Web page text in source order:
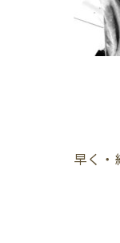
早く・